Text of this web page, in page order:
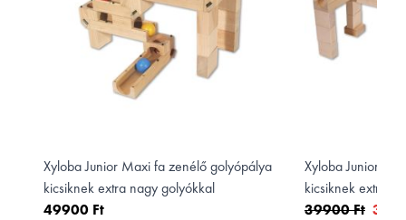
Xyloba Junior Maxi fa zenélő golyópálya
kicsiknek extra nagy golyókkal
49900 Ft
Xyloba Junior
kicsiknek extra
39900 Ft